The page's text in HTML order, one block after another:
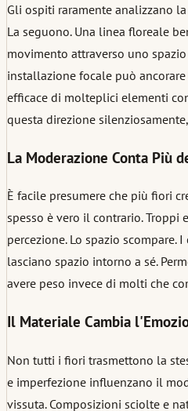
Gli ospiti raramente analizzano
La seguono. Una linea floreale
movimento attraverso uno
installazione focale può
efficace di molteplici elementi
questa direzione
La Moderazione Conta Più
È facile presumere che più fiori
spesso è vero il contrario. Troppi
percezione. Lo spazio
lasciano spazio intorno a sé.
avere peso invece di molti che
Il Materiale Cambia
Non tutti i fiori trasmettono la
e imperfezione influenzano il
vissuta. Composizioni sciolte e